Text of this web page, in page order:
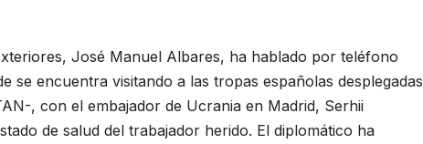
José Manuel Albares, ha hablado por teléfono
se encuentra visitando a las tropas españolas desplegadas
, con el embajador de Ucrania en Madrid, Serhii
de salud del trabajador herido. El diplomático ha